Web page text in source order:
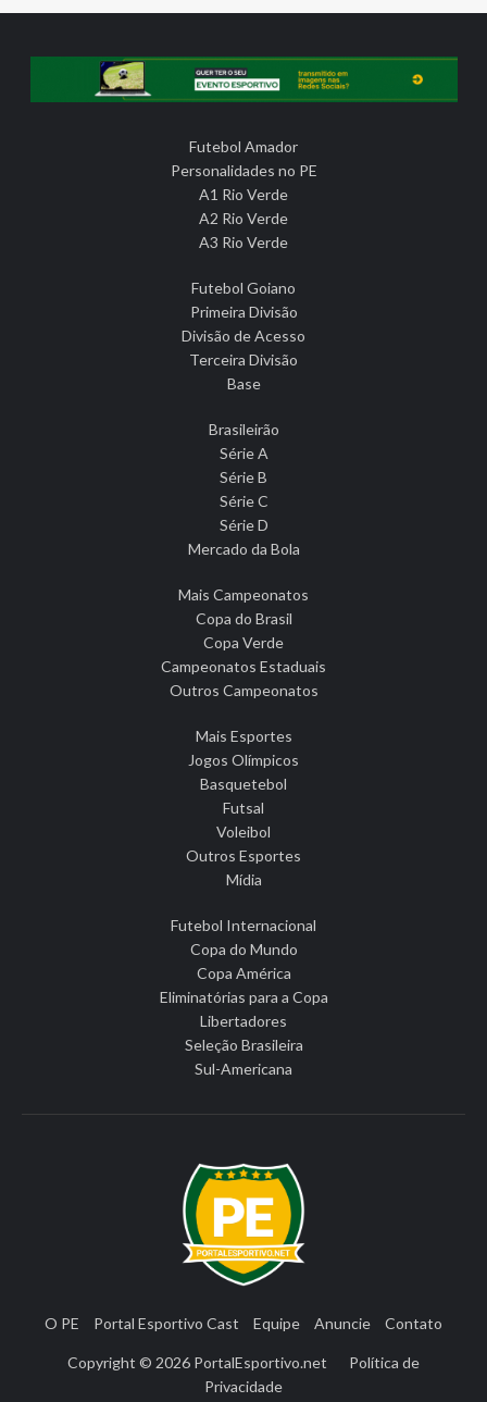
Futebol Amador
Personalidades no PE
A1 Rio Verde
A2 Rio Verde
A3 Rio Verde
Futebol Goiano
Primeira Divisão
Divisão de Acesso
Terceira Divisão
Base
Brasileirão
Série A
Série B
Série C
Série D
Mercado da Bola
Mais Campeonatos
Copa do Brasil
Copa Verde
Campeonatos Estaduais
Outros Campeonatos
Mais Esportes
Jogos Olímpicos
Basquetebol
Futsal
Voleibol
Outros Esportes
Mídia
Futebol Internacional
Copa do Mundo
Copa América
Eliminatórias para a Copa
Libertadores
Seleção Brasileira
Sul-Americana
O PE Portal Esportivo Cast Equipe Anuncie Contato
Copyright © 2026 PortalEsportivo.net
Política de
Privacidade